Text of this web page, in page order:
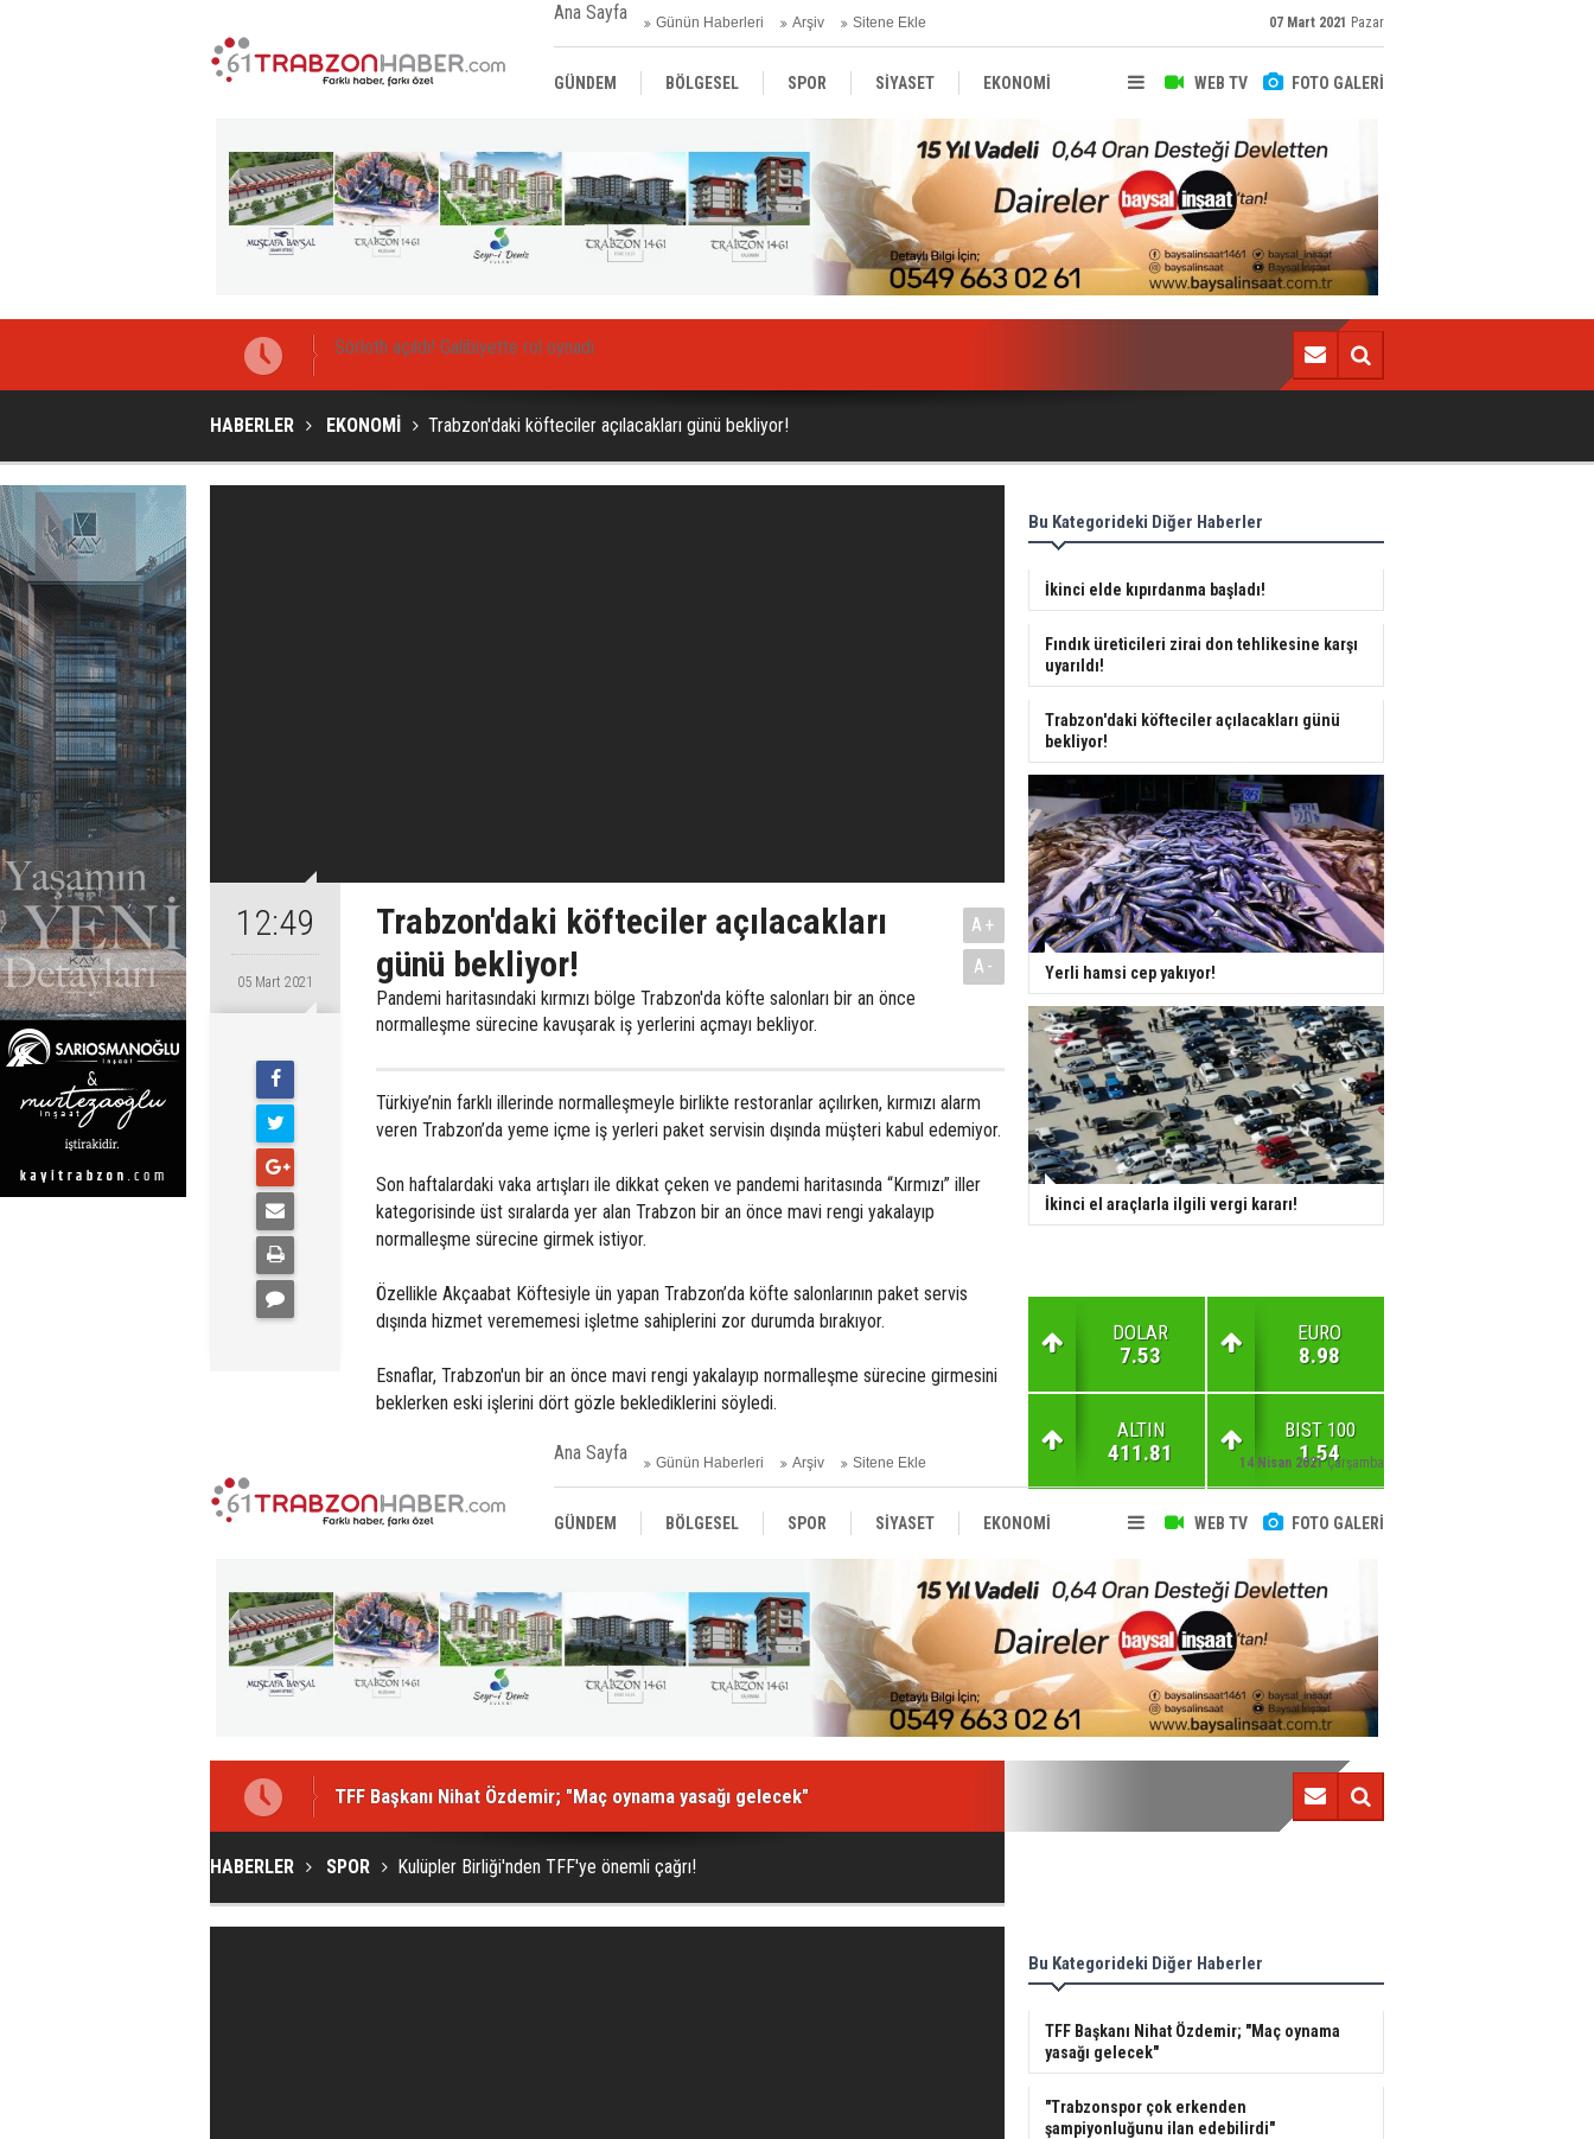
Ana Sayfa Günün Haberleri Arşiv Sitene Ekle 07 Mart 2021 Pazar
WEB TV FOTO GALERİ
GÜNDEM BÖLGESEL SPOR SİYASET EKONOMİ
SAĞLIK MAGAZİN BİLİM - TEKNOLOJİ
Trabzonspor, Alanyaspor’a hazırlanıyor
HABERLER EKONOMİ Trabzon'daki köfteciler açılacakları günü bekliyor!
12:49
05 Mart 2021
Trabzon'daki köfteciler açılacakları
günü bekliyor!
Pandemi haritasındaki kırmızı bölge Trabzon'da köfte salonları bir an önce
normalleşme sürecine kavuşarak iş yerlerini açmayı bekliyor.
A+
A-
Türkiye’nin farklı illerinde normalleşmeyle birlikte restoranlar açılırken, kırmızı alarm
veren Trabzon’da yeme içme iş yerleri paket servisin dışında müşteri kabul edemiyor.
Son haftalardaki vaka artışları ile dikkat çeken ve pandemi haritasında “Kırmızı” iller
kategorisinde üst sıralarda yer alan Trabzon bir an önce mavi rengi yakalayıp
normalleşme sürecine girmek istiyor.
Özellikle Akçaabat Köftesiyle ün yapan Trabzon’da köfte salonlarının paket servis
dışında hizmet verememesi işletme sahiplerini zor durumda bırakıyor.
Esnaflar, Trabzon'un bir an önce mavi rengi yakalayıp normalleşme sürecine girmesini
beklerken eski işlerini dört gözle beklediklerini söyledi.
Ana Sayfa Günün Haberleri Arşiv Sitene Ekle 14 Nisan 2021Çarşamba
WEB TV FOTO GALERİ
GÜNDEM BÖLGESEL SPOR SİYASET EKONOMİ
SAĞLIK MAGAZİN BİLİM - TEKNOLOJİ
"Trabzonspor çok erkenden şampiyonluğunu ilan
HABERLER SPOR Kulüpler Birliği'nden TFF'ye önemli çağrı!
Bu Kategorideki Diğer Haberler
TFF Başkanı Nihat Özdemir; "Maç oynama
yasağı gelecek"
"Trabzonspor çok erkenden
şampiyonluğunu ilan edebilirdi"
Bu Kategorideki Diğer Haberler
İkinci elde kıpırdanma başladı!
Fındık üreticileri zirai don tehlikesine karşı
uyarıldı!
Trabzon'daki köfteciler açılacakları günü
bekliyor!
Yerli hamsi cep yakıyor!
İkinci el araçlarla ilgili vergi kararı!
DOLAR
7.53
EURO
8.98
ALTIN
411.81
BIST 100
1.54